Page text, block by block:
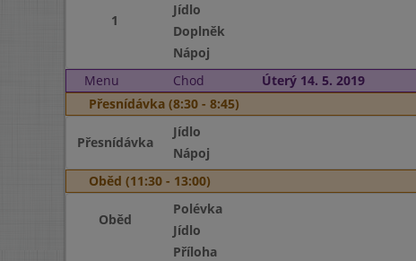
1
Jídlo
Doplněk
Nápoj
Menu
Chod Úterý 14. 5. 2019
Přesnídávka (8:30 - 8:45)
Přesnídávka
Jídlo
Nápoj
Oběd (11:30 - 13:00)
Oběd
Polévka
Jídlo
Příloha